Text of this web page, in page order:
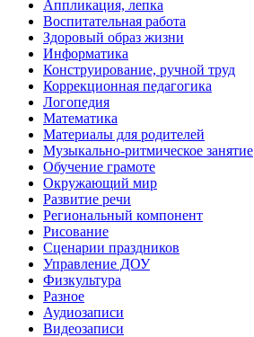
Аппликация, лепка
Воспитательная работа
Здоровый образ жизни
Информатика
Конструирование, ручной труд
Коррекционная педагогика
Логопедия
Математика
Материалы для родителей
Музыкально-ритмическое занятие
Обучение грамоте
Окружающий мир
Развитие речи
Региональный компонент
Рисование
Сценарии праздников
Управление ДОУ
Физкультура
Разное
Аудиозаписи
Видеозаписи